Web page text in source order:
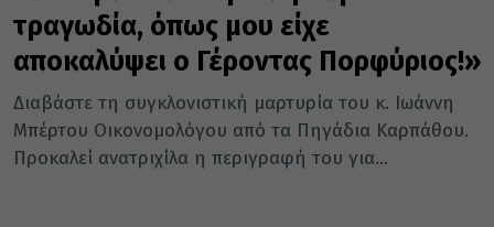
τραγωδία, όπως μου είχε
αποκαλύψει ο Γέροντας Πορφύριος!»
Διαβάστε τη συγκλονιστική μαρτυρία του κ. Ιωάννη
Μπέρτου Οικονομολόγου από τα Πηγάδια Καρπάθου.
Προκαλεί ανατριχίλα η περιγραφή του για...